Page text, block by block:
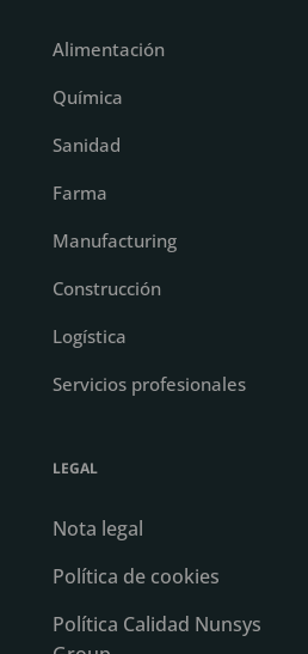
Alimentación
Química
Sanidad
Farma
Manufacturing
Construcción
Logística
Servicios profesionales
LEGAL
Nota legal
Política de cookies
Política Calidad Nunsys